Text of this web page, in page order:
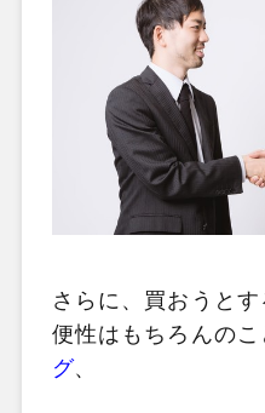
さらに、買おうと
便性はもちろんの
グ、